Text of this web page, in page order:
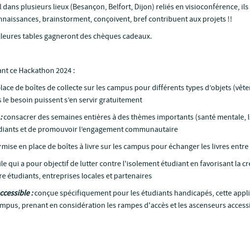
dans plusieurs lieux (Besançon, Belfort, Dijon) reliés en visioconférence,
brainstorment, conçoivent, bref contribuent aux projets !!
tables gagneront des chèques cadeaux.
ce Hackathon 2024 :
de boîtes de collecte sur les campus pour différents types d’objets
besoin puissent s’en servir gratuitement
consacrer des semaines entières à des thèmes importants (santé mentale,
et de promouvoir l’engagement communautaire
mise en place de boîtes à livre sur les campus pour échanger les livres
qui a pour objectif de lutter contre l'isolement étudiant en favorisant la
étudiants, entreprises locales et partenaires
:conçue spécifiquement pour les étudiants handicapés, cette
prenant en considération les rampes d'accès et les ascenseurs